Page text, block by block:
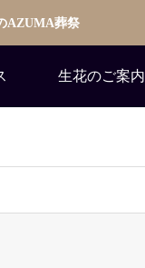
AZUMA葬祭
生花のご案内